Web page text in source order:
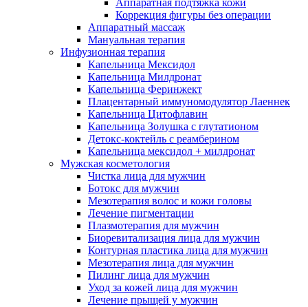
Аппаратная подтяжка кожи
Коррекция фигуры без операции
Аппаратный массаж
Мануальная терапия
Инфузионная терапия
Капельница Мексидол
Капельница Милдронат
Капельница Феринжект
Плацентарный иммуномодулятор Лаеннек
Капельница Цитофлавин
Капельница Золушка с глутатионом
Детокс-коктейль с реамберином
Капельница мексидол + милдронат
Мужская косметология
Чистка лица для мужчин
Ботокс для мужчин
Мезотерапия волос и кожи головы
Лечение пигментации
Плазмотерапия для мужчин
Биоревитализация лица для мужчин
Контурная пластика лица для мужчин
Мезотерапия лица для мужчин
Пилинг лица для мужчин
Уход за кожей лица для мужчин
Лечение прыщей у мужчин